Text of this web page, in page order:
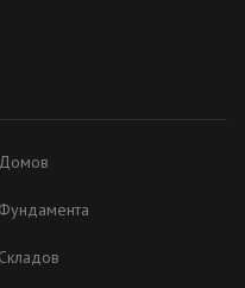
Домов
Фундамента
Складов